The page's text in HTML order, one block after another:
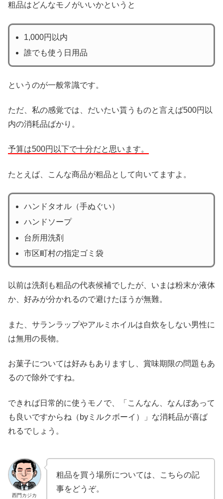
粗品はどんなモノがいいかというと
1,000円以内
誰でも使う日用品
というのが一般常識です。
ただ、私の感覚では、だいたい貰うものと言えば500円以
内の消耗品ばかり。
予算は500円以下で十分だと思います。
たとえば、こんな商品が粗品として向いてますよ。
ハンドタオル（手ぬぐい）
ハンドソープ
台所用洗剤
市区町村の指定ゴミ袋
以前は洗剤も粗品の代表候補でしたが、いまは粉末か液体
か、好みが分かれるので避けたほうが無難。
また、サランラップやアルミホイルは自炊をしない男性に
は無用の長物。
お菓子については好みもありますし、賞味期限の問題もあ
るので除外ですね。
できれば日常的に使うモノで、「こんなん、なんぼあって
も良いですからね（byミルクボーイ）」な消耗品が喜ば
れるでしょう。
西門カジカ
粗品を買う場所については、こちらの記
事をどうぞ。